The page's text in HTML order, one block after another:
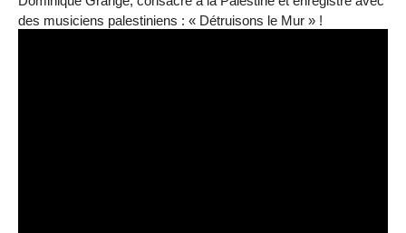
des musiciens palestiniens : « Détruisons le Mur » !